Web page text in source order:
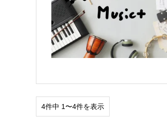
4件中 1〜4件を表示